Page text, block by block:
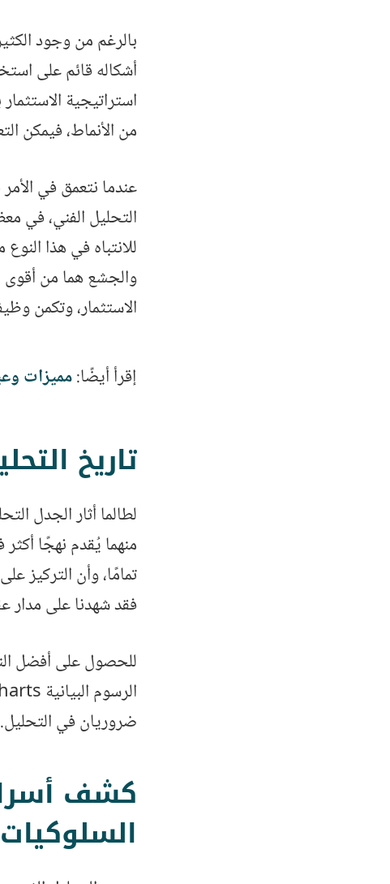
بالرغم من وجود
أشكاله قائم على
استراتيجية
من الأنماط، فيمكن
عندما نتعمق في
التحليل الفني، في
للانتباه في هذا
والجشع هما من أقوى
الاستثمار، وتكمن
إقرأ أيضًا:مميزات
تاريخ
لطالما أثار الجدل
منهما يُقدم نهجًا
تمامًا، وأن التركيز
فقد شهدنا على مدار
للحصول على أفضل
ضروريان في التحليل.
كشف
السلوكيات